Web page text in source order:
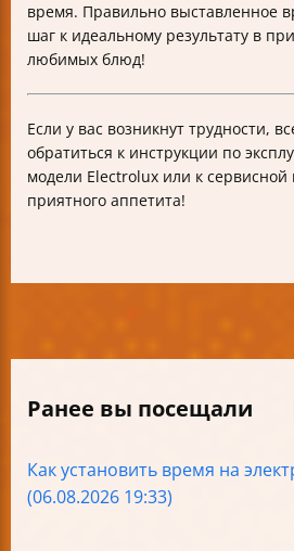
время. Правильно выставленное
шаг к идеальному результату в
любимых блюд!
Если у вас возникнут трудности,
обратиться к инструкции по
модели Electrolux или к
приятного аппетита!
Ранее вы посещали
Как установить время на
(06.08.2026 19:33)